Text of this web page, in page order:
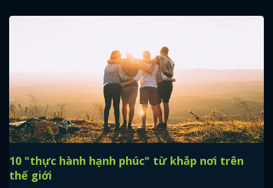
10 "thực hành hạnh phúc" từ khắp nơi trên
thế giới